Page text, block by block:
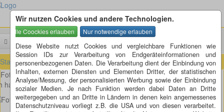
Wir nutzen Cookies und andere Technologien.
Diese Website nutzt Cookies und vergleichbare Funktionen wie
Session IDs zur Verarbeitung von Endgeräteinformationen und
personenbezogenen Daten. Die Verarbeitung dient der Einbindung von
Inhalten, externen Diensten und Elementen Dritter, der statistischen
Analyse/Messung, der personalisierten Werbung sowie der Einbindung
sozialer Medien. Je nach Funktion werden dabei Daten an Dritte
weitergegeben und an Dritte in Ländern in denen kein angemessenes
Datenschutzniveau vorliegt z.B. die USA und von diesen verarbeitet.
Startseite » Fotorätsel » Fotorätsel 271 bis 280 » Fotorätsel 279
Fotorätsel 279
habe hier einfach mal den Nippel durch die Lasche gezogen, oder?